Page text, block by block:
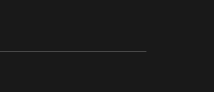
de entendimento entre o